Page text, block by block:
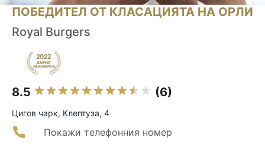
ПОБЕДИТЕЛ ОТ КЛАСАЦИЯТА НА ОРЛИ
Royal Burgers
8.5 (6)
Цигов чарк, Клептуза, 4
Покажи телефонния номер